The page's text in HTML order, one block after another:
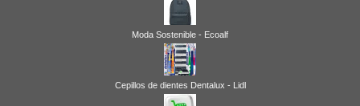
Moda Sostenible - Ecoalf
Cepillos de dientes Dentalux - Lidl